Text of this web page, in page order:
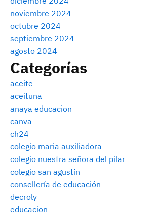
noviembre 2024
octubre 2024
septiembre 2024
agosto 2024
Categorías
aceite
aceituna
anaya educacion
canva
ch24
colegio maria auxiliadora
colegio nuestra señora del pilar
colegio san agustín
consellería de educación
decroly
educacion